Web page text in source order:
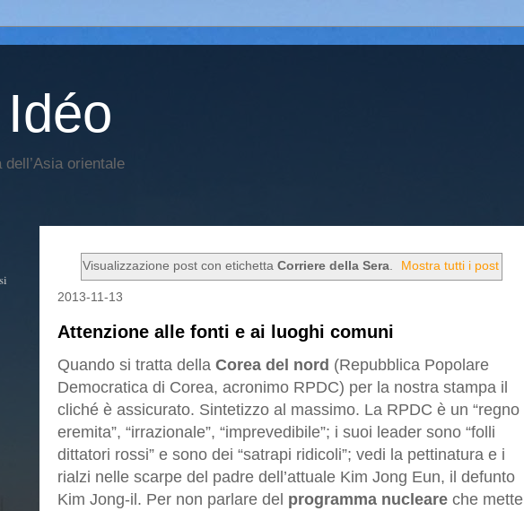
orientale
Visualizzazione post con etichetta Corriere della Sera. Mostra tutti i post
2013-11-13
Attenzione alle fonti e ai luoghi comuni
Quando si tratta della Corea del nord (Repubblica Popolare
Democratica di Corea, acronimo RPDC) per la nostra stampa il
cliché è assicurato. Sintetizzo al massimo. La RPDC è un “regno
eremita”, “irrazionale”, “imprevedibile”; i suoi leader sono “folli
dittatori rossi” e sono dei “satrapi ridicoli”; vedi la pettinatura e i
rialzi nelle scarpe del padre dell’attuale Kim Jong Eun, il defunto
Kim Jong-il. Per non parlare del programma nucleare che mette